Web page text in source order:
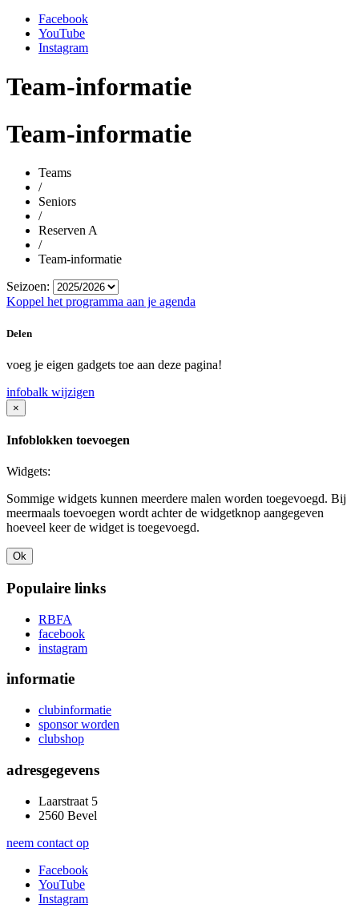
Facebook
YouTube
Instagram
Team-informatie
Team-informatie
Teams
/
Seniors
/
Reserven A
/
Team-informatie
Seizoen:
Koppel het programma aan je agenda
Delen
voeg je eigen gadgets toe aan deze pagina!
infobalk wijzigen
×
Infoblokken toevoegen
Widgets:
Sommige widgets kunnen meerdere malen worden toegevoegd. Bij
meermaals toevoegen wordt achter de widgetknop aangegeven
hoeveel keer de widget is toegevoegd.
Ok
Populaire links
RBFA
facebook
instagram
informatie
clubinformatie
sponsor worden
clubshop
adresgegevens
Laarstraat 5
2560 Bevel
neem contact op
Facebook
YouTube
Instagram